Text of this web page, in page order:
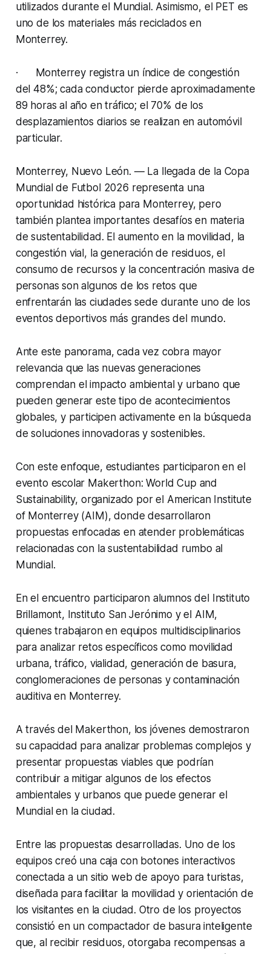
utilizados durante el Mundial. Asimismo, el PET es
uno de los materiales más reciclados en
Monterrey.
· Monterrey registra un índice de congestión
del 48%; cada conductor pierde aproximadamente
89 horas al año en tráfico; el 70% de los
desplazamientos diarios se realizan en automóvil
particular.
Monterrey, Nuevo León. — La llegada de la Copa
Mundial de Futbol 2026 representa una
oportunidad histórica para Monterrey, pero
también plantea importantes desafíos en materia
de sustentabilidad. El aumento en la movilidad, la
congestión vial, la generación de residuos, el
consumo de recursos y la concentración masiva de
personas son algunos de los retos que
enfrentarán las ciudades sede durante uno de los
eventos deportivos más grandes del mundo.
Ante este panorama, cada vez cobra mayor
relevancia que las nuevas generaciones
comprendan el impacto ambiental y urbano que
pueden generar este tipo de acontecimientos
globales, y participen activamente en la búsqueda
de soluciones innovadoras y sostenibles.
Con este enfoque, estudiantes participaron en el
evento escolar Makerthon: World Cup and
Sustainability, organizado por el American Institute
of Monterrey (AIM), donde desarrollaron
propuestas enfocadas en atender problemáticas
relacionadas con la sustentabilidad rumbo al
Mundial.
En el encuentro participaron alumnos del Instituto
Brillamont, Instituto San Jerónimo y el AIM,
quienes trabajaron en equipos multidisciplinarios
para analizar retos específicos como movilidad
urbana, tráfico, vialidad, generación de basura,
conglomeraciones de personas y contaminación
auditiva en Monterrey.
A través del Makerthon, los jóvenes demostraron
su capacidad para analizar problemas complejos y
presentar propuestas viables que podrían
contribuir a mitigar algunos de los efectos
ambientales y urbanos que puede generar el
Mundial en la ciudad.
Entre las propuestas desarrolladas. Uno de los
equipos creó una caja con botones interactivos
conectada a un sitio web de apoyo para turistas,
diseñada para facilitar la movilidad y orientación de
los visitantes en la ciudad. Otro de los proyectos
consistió en un compactador de basura inteligente
que, al recibir residuos, otorgaba recompensas a